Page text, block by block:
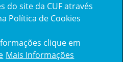
do site da CUF através
Política de Cookies
clique em
Mais Informações